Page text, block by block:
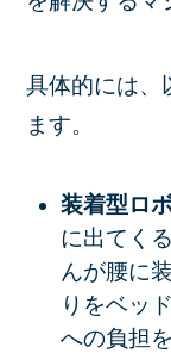
具体的には、
ます。
装着型ロ
に出てく
んが腰に
りをベッ
への負担